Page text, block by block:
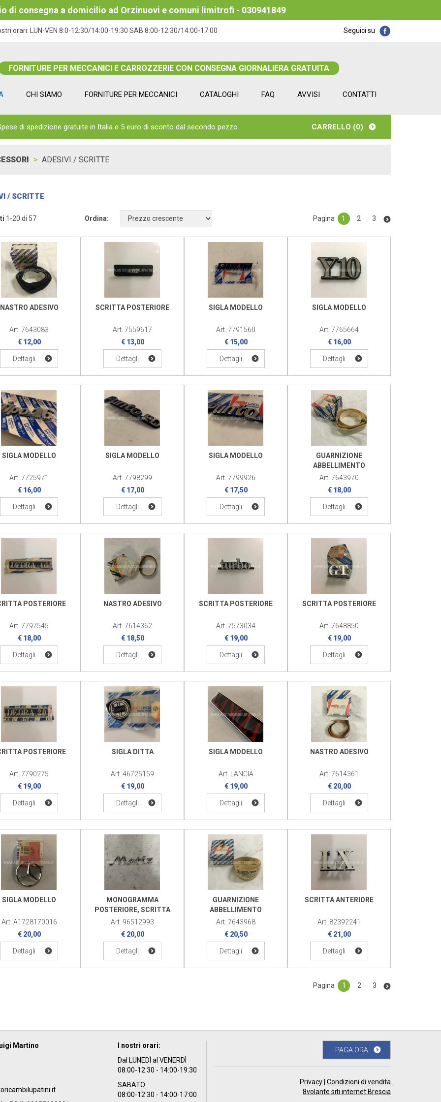
di consegna a domicilio ad Orzinuovi e comuni limitrofi - 030941849
Seguici su
orari: LUN-VEN 8:0-12:30/14:00-19:30 SAB 8:00-12:30/14:00-17:00
FORNITURE PER MECCANICI E CARROZZERIE CON CONSEGNA GIORNALIERA GRATUITA
CHI SIAMO FORNITURE PER MECCANICI CATALOGHI FAQ AVVISI CONTATTI
di spedizione gratuite in Italia e 5 euro di sconto dal secondo pezzo. CARRELLO (0)
ADESIVI / SCRITTE
/ SCRITTE
1-20 di 57 Ordina: Pagina 1 2 3
NASTRO ADESIVO
Art. 7643083
€ 12,00
Dettagli
SCRITTA POSTERIORE
Art. 7559617
€ 13,00
Dettagli
SIGLA MODELLO
Art. 7791560
€ 15,00
Dettagli
SIGLA MODELLO
Art. 7765664
€ 16,00
Dettagli
SIGLA MODELLO
Art. 7725971
€ 16,00
Dettagli
SIGLA MODELLO
Art. 7798299
€ 17,00
Dettagli
SIGLA MODELLO
Art. 7799926
€ 17,50
Dettagli
GUARNIZIONE
ABBELLIMENTO
Art. 7643970
€ 18,00
Dettagli
POSTERIORE
Art. 7797545
€ 18,00
Dettagli
NASTRO ADESIVO
Art. 7614362
€ 18,50
Dettagli
SCRITTA POSTERIORE
Art. 7573034
€ 19,00
Dettagli
SCRITTA POSTERIORE
Art. 7648850
€ 19,00
Dettagli
POSTERIORE
Art. 7790275
€ 19,00
Dettagli
SIGLA DITTA
Art. 46725159
€ 19,00
Dettagli
SIGLA MODELLO
Art. LANCIA
€ 19,00
Dettagli
NASTRO ADESIVO
Art. 7614361
€ 20,00
Dettagli
SIGLA MODELLO
Art. A1728170016
€ 20,00
Dettagli
MONOGRAMMA
POSTERIORE, SCRITTA
MATIZ
Art. 96512993
€ 20,00
Dettagli
GUARNIZIONE
ABBELLIMENTO
Art. 7643968
€ 20,50
Dettagli
SCRITTA ANTERIORE
Art. 82392241
€ 21,00
Dettagli
Pagina 1 2 3
Martino
I nostri orari:
Dal LUNEDÌ al VENERDÌ
08:00-12:30 - 14:00-19:30
SABATO
08:00-12:30 - 14:00-17:00
PAGA ORA
Privacy Condizioni di vendita
8volante siti internet Brescia